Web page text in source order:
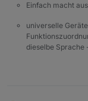
Einfach macht
universelle
dieselbe Sprache